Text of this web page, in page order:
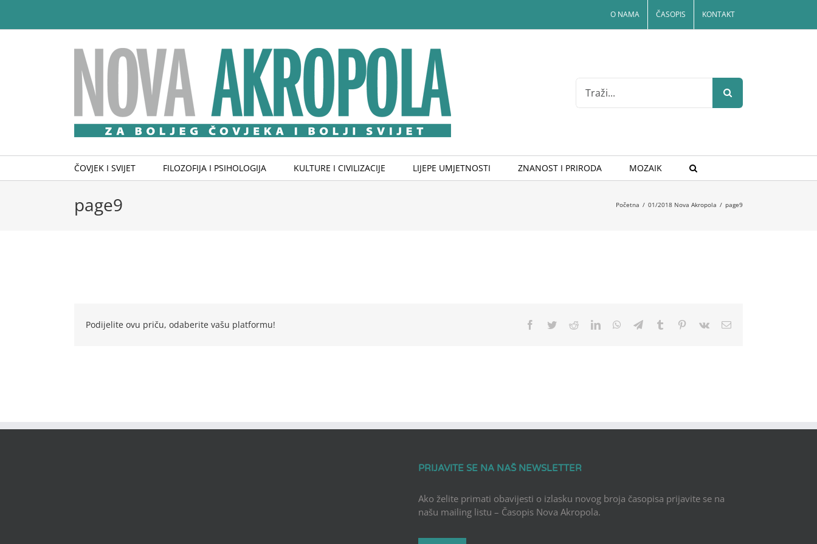
content
O NAMA ČASOPIS KONTAKT
Search
for:
ČOVJEK I SVIJET FILOZOFIJA I PSIHOLOGIJA KULTURE I CIVILIZACIJE LIJEPE UMJETNOSTI ZNANOST I PRIRODA MOZAIK
page9 Početna / 01/2018 Nova Akropola / page9
Podijelite ovu priču, odaberite vašu platformu! Facebook
TwitterRedditLinkedInWhatsApp
TelegramTumblr Pinterest
Vk Email
PRIJAVITE SE NA NAŠ NEWSLETTER
Ako želite primati obavijesti o izlasku novog broja časopisa prijavite se na
našu mailing listu – Časopis Nova Akropola.